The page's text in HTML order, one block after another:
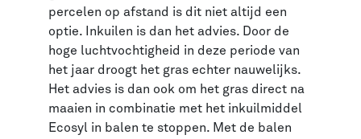
percelen op afstand is dit niet altijd een
optie. Inkuilen is dan het advies. Door de
hoge luchtvochtigheid in deze periode van
het jaar droogt het gras echter nauwelijks.
Het advies is dan ook om het gras direct na
maaien in combinatie met het inkuilmiddel
Ecosyl in balen te stoppen. Met de balen